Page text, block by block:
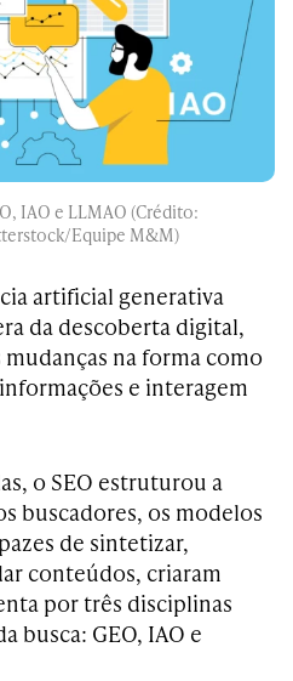
IAO e LLMAO (Crédito:
Equipe M&M)
artificial generativa
da descoberta digital,
na forma como
e interagem
o SEO estruturou a
buscadores, os modelos
de sintetizar,
conteúdos, criaram
por três disciplinas
busca: GEO, IAO e